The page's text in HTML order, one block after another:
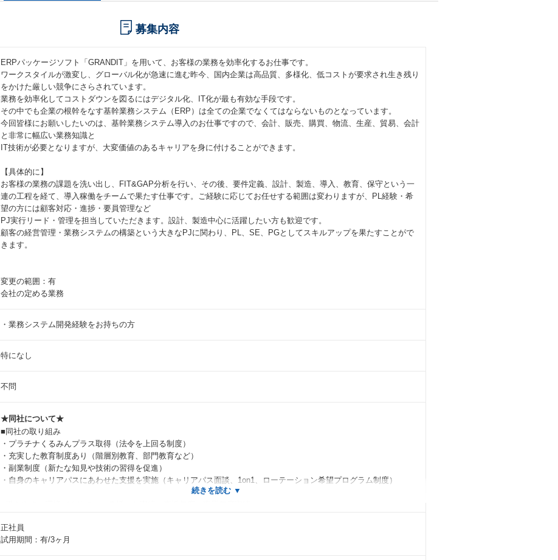
募集内容
ERPパッケージソフト「GRANDIT」を用いて、お客様の業務を効率化するお仕事です。
ワークスタイルが激変し、グローバル化が急速に進む昨今、国内企業は高品質、多様化、低コストが要求され生き残り
をかけた厳しい競争にさらされています。
業務を効率化してコストダウンを図るにはデジタル化、IT化が最も有効な手段です。
その中でも企業の根幹をなす基幹業務システム（ERP）は全ての企業でなくてはならないものとなっています。
今回皆様にお願いしたいのは、基幹業務システム導入のお仕事ですので、会計、販売、購買、物流、生産、貿易、会計
と非常に幅広い業務知識と
IT技術が必要となりますが、大変価値のあるキャリアを身に付けることができます。
【具体的に】
お客様の業務の課題を洗い出し、FIT&GAP分析を行い、その後、要件定義、設計、製造、導入、教育、保守という一
連の工程を経て、導入稼働をチームで果たす仕事です。ご経験に応じてお任せする範囲は変わりますが、PL経験・希
望の方には顧客対応・進捗・要員管理など
PJ実行リード・管理を担当していただきます。設計、製造中心に活躍したい方も歓迎です。
顧客の経営管理・業務システムの構築という大きなPJに関わり、PL、SE、PGとしてスキルアップを果たすことがで
きます。
変更の範囲：有
会社の定める業務
・業務システム開発経験をお持ちの方
特になし
不問
★同社について★
■同社の取り組み
・プラチナくるみんプラス取得（法令を上回る制度）
・充実した教育制度あり（階層別教育、部門教育など）
・副業制度（新たな知見や技術の習得を促進）
・自身のキャリアパスにあわせた支援を実施（キャリアパス面談、1on1、ローテーション希望プログラム制度）
・月平均法定外労働時間：3:66
・離職率：9.77%
正社員
試用期間：有/3ヶ月